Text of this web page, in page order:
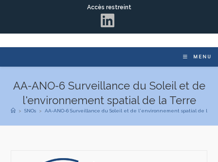
Accès restreint
MENU
AA-ANO-6 Surveillance du Soleil et de
l'environnement spatial de la Terre
> SNOs > AA-ANO-6 Surveillance du Soleil et de l'environnement spatial de la